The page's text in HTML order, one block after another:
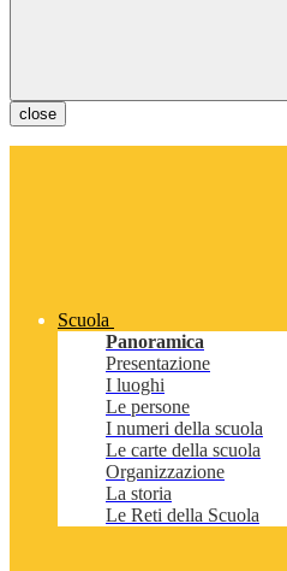
close
Scuola
Panoramica
Presentazione
I luoghi
Le persone
I numeri della scuola
Le carte della scuola
Organizzazione
La storia
Le Reti della Scuola